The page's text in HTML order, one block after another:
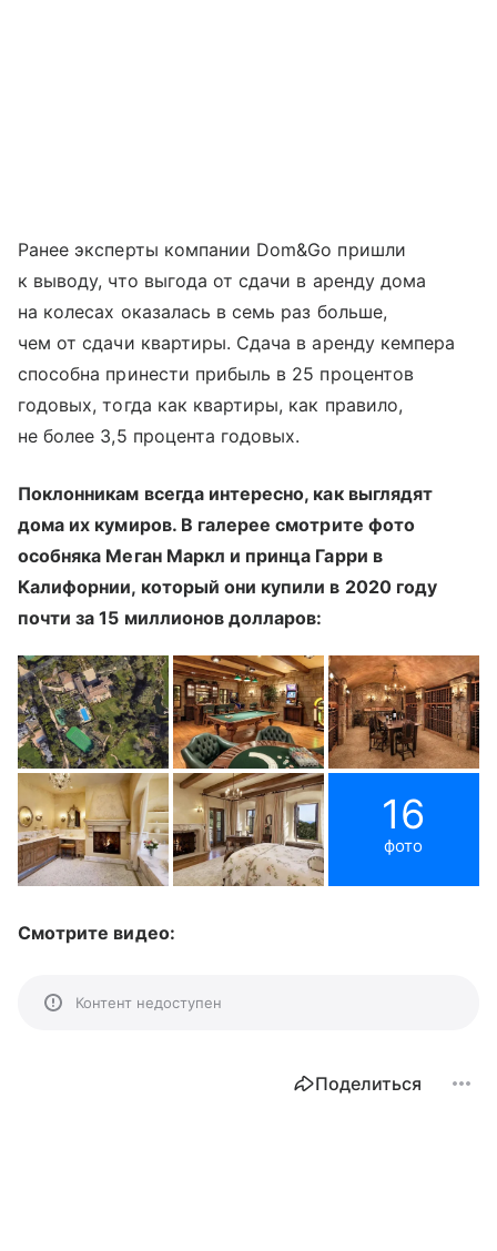
Ранее эксперты компании Dom&Go пришли
к выводу, что выгода от сдачи в аренду дома
на колесах оказалась в семь раз больше,
чем от сдачи квартиры. Сдача в аренду кемпера
способна принести прибыль в 25 процентов
годовых, тогда как квартиры, как правило,
не более 3,5 процента годовых.
Поклонникам всегда интересно, как выглядят
дома их кумиров. В галерее смотрите фото
особняка Меган Маркл и принца Гарри в
Калифорнии, который они купили в 2020 году
почти за 15 миллионов долларов:
16
фото
Смотрите видео:
Контент недоступен
Поделиться